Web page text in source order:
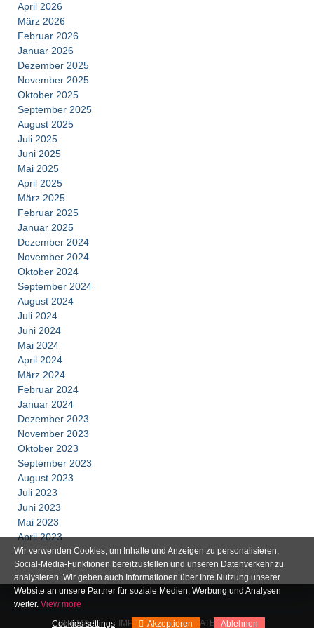
April 2026
März 2026
Februar 2026
Januar 2026
Dezember 2025
November 2025
Oktober 2025
September 2025
August 2025
Juli 2025
Juni 2025
Mai 2025
April 2025
März 2025
Februar 2025
Januar 2025
Dezember 2024
November 2024
Oktober 2024
September 2024
August 2024
Juli 2024
Juni 2024
Mai 2024
April 2024
März 2024
Februar 2024
Januar 2024
Dezember 2023
November 2023
Oktober 2023
September 2023
August 2023
Juli 2023
Juni 2023
Mai 2023
April 2023
SITEMAP IMPRESSUM DATENSCHUTZ
Wir verwenden Cookies, um Inhalte und Anzeigen zu personalisieren,
Social-Media-Funktionen bereitzustellen und unseren Datenverkehr zu
analysieren. Wir geben auch Informationen über Ihre Nutzung unserer
Website an unsere Partner für soziale Medien, Werbung und Analysen
weiter. View more
Cookies settings
Akzeptieren Ablehnen